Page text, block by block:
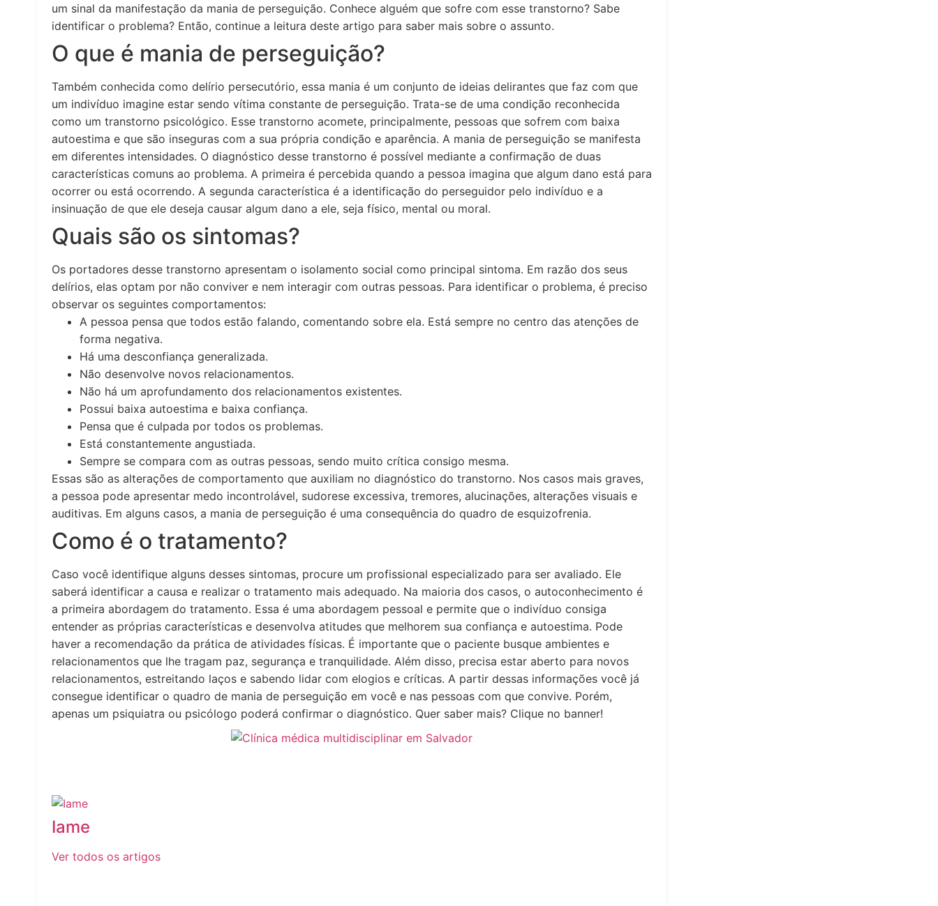
um sinal da manifestação da mania de perseguição. Conhece alguém que sofre com esse transtorno? Sabe
identificar o problema? Então, continue a leitura deste artigo para saber mais sobre o assunto.
O que é mania de perseguição?
Também conhecida como delírio persecutório, essa mania é um conjunto de ideias delirantes que faz com que
um indivíduo imagine estar sendo vítima constante de perseguição. Trata-se de uma condição reconhecida
como um transtorno psicológico. Esse transtorno acomete, principalmente, pessoas que sofrem com baixa
autoestima e que são inseguras com a sua própria condição e aparência. A mania de perseguição se manifesta
em diferentes intensidades. O diagnóstico desse transtorno é possível mediante a confirmação de duas
características comuns ao problema. A primeira é percebida quando a pessoa imagina que algum dano está para
ocorrer ou está ocorrendo. A segunda característica é a identificação do perseguidor pelo indivíduo e a
insinuação de que ele deseja causar algum dano a ele, seja físico, mental ou moral.
Quais são os sintomas?
Os portadores desse transtorno apresentam o isolamento social como principal sintoma. Em razão dos seus
delírios, elas optam por não conviver e nem interagir com outras pessoas. Para identificar o problema, é preciso
observar os seguintes comportamentos:
A pessoa pensa que todos estão falando, comentando sobre ela. Está sempre no centro das atenções de
forma negativa.
Há uma desconfiança generalizada.
Não desenvolve novos relacionamentos.
Não há um aprofundamento dos relacionamentos existentes.
Possui baixa autoestima e baixa confiança.
Pensa que é culpada por todos os problemas.
Está constantemente angustiada.
Sempre se compara com as outras pessoas, sendo muito crítica consigo mesma.
Essas são as alterações de comportamento que auxiliam no diagnóstico do transtorno. Nos casos mais graves,
a pessoa pode apresentar medo incontrolável, sudorese excessiva, tremores, alucinações, alterações visuais e
auditivas. Em alguns casos, a mania de perseguição é uma consequência do quadro de esquizofrenia.
Como é o tratamento?
Caso você identifique alguns desses sintomas, procure um profissional especializado para ser avaliado. Ele
saberá identificar a causa e realizar o tratamento mais adequado. Na maioria dos casos, o autoconhecimento é
a primeira abordagem do tratamento. Essa é uma abordagem pessoal e permite que o indivíduo consiga
entender as próprias características e desenvolva atitudes que melhorem sua confiança e autoestima. Pode
haver a recomendação da prática de atividades físicas. É importante que o paciente busque ambientes e
relacionamentos que lhe tragam paz, segurança e tranquilidade. Além disso, precisa estar aberto para novos
relacionamentos, estreitando laços e sabendo lidar com elogios e críticas. A partir dessas informações você já
consegue identificar o quadro de mania de perseguição em você e nas pessoas com que convive. Porém,
apenas um psiquiatra ou psicólogo poderá confirmar o diagnóstico. Quer saber mais? Clique no banner!
Iame
Ver todos os artigos